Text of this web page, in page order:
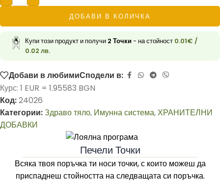
ДОБАВИ В КОЛИЧКА
Купи този продукт и получи 2 Точки- на стойност 0.01€ /
0.02 лв.
Добави в любимиСподели в:
Курс: 1 EUR = 1.95583 BGN
Код:24026
Категории:Здраво тяло, Имунна система,ХРАНИТЕЛНИ
ДОБАВКИ
Печели Точки
Всяка твоя поръчка ти носи точки, с които можеш да
приспаднеш стойността на следващата си поръчка.